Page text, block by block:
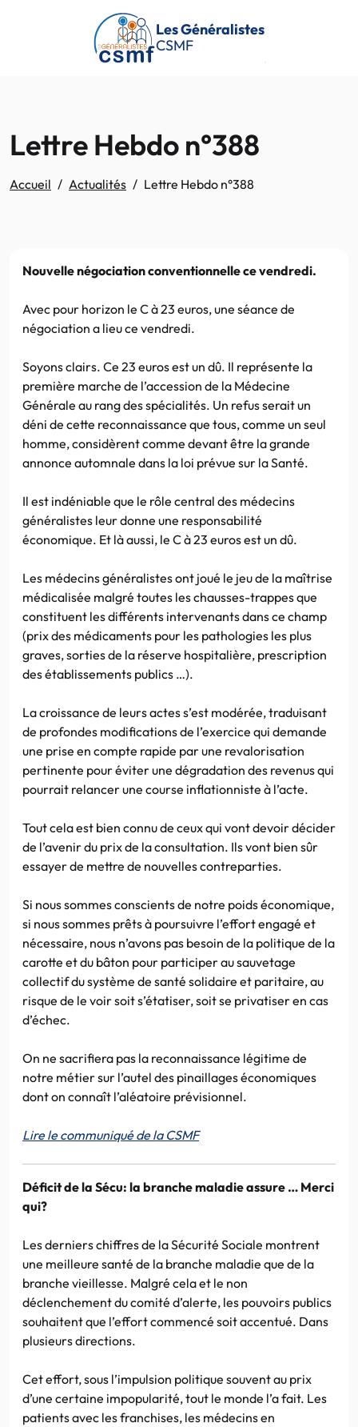
Passer au contenu principal
Les Généralistes
CSMF
Lettre Hebdo n°388
Accueil Actualités Lettre Hebdo n°388
Nouvelle négociation conventionnelle ce vendredi.
Avec pour horizon le C à 23 euros, une séance de
négociation a lieu ce vendredi.
Soyons clairs. Ce 23 euros est un dû. Il représente la
première marche de l’accession de la Médecine
Générale au rang des spécialités. Un refus serait un
déni de cette reconnaissance que tous, comme un seul
homme, considèrent comme devant être la grande
annonce automnale dans la loi prévue sur la Santé.
Il est indéniable que le rôle central des médecins
généralistes leur donne une responsabilité
économique. Et là aussi, le C à 23 euros est un dû.
Les médecins généralistes ont joué le jeu de la maîtrise
médicalisée malgré toutes les chausses-trappes que
constituent les différents intervenants dans ce champ
(prix des médicaments pour les pathologies les plus
graves, sorties de la réserve hospitalière, prescription
des établissements publics …).
La croissance de leurs actes s’est modérée, traduisant
de profondes modifications de l’exercice qui demande
une prise en compte rapide par une revalorisation
pertinente pour éviter une dégradation des revenus qui
pourrait relancer une course inflationniste à l’acte.
Tout cela est bien connu de ceux qui vont devoir décider
de l’avenir du prix de la consultation. Ils vont bien sûr
essayer de mettre de nouvelles contreparties.
Si nous sommes conscients de notre poids économique,
si nous sommes prêts à poursuivre l’effort engagé et
nécessaire, nous n’avons pas besoin de la politique de la
carotte et du bâton pour participer au sauvetage
collectif du système de santé solidaire et paritaire, au
risque de le voir soit s’étatiser, soit se privatiser en cas
d’échec.
On ne sacrifiera pas la reconnaissance légitime de
notre métier sur l’autel des pinaillages économiques
dont on connaît l’aléatoire prévisionnel.
Lire le communiqué de la CSMF
Déficit de la Sécu: la branche maladie assure … Merci
qui?
Les derniers chiffres de la Sécurité Sociale montrent
une meilleure santé de la branche maladie que de la
branche vieillesse. Malgré cela et le non
déclenchement du comité d’alerte, les pouvoirs publics
souhaitent que l’effort commencé soit accentué. Dans
plusieurs directions.
Cet effort, sous l’impulsion politique souvent au prix
d’une certaine impopularité, tout le monde l’a fait. Les
patients avec les franchises, les médecins en